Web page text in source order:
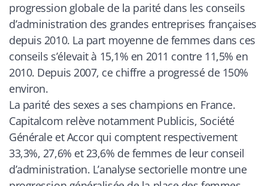
progression globale de la parité dans les conseils
d’administration des grandes entreprises françaises
depuis 2010. La part moyenne de femmes dans ces
conseils s’élevait à 15,1% en 2011 contre 11,5% en
2010. Depuis 2007, ce chiffre a progressé de 150%
environ.
La parité des sexes a ses champions en France.
Capitalcom relève notamment Publicis, Société
Générale et Accor qui comptent respectivement
33,3%, 27,6% et 23,6% de femmes de leur conseil
d’administration. L’analyse sectorielle montre une